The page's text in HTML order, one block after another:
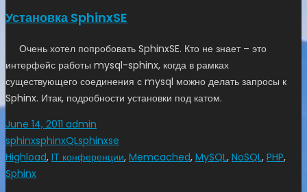
Установка SphinxSE
Очень хотел попробовать SphinxSE. Кто не знает – это
интерфейс работы mysql-sphinx, когда в рамках
существующего соединения с mysql можно делать запросы к
Sphinx. Итак, подробности установки под катом.
June 14, 2011 admin
sphinxsphinxQLsphinxse
Highload, IT конференции, Memcached, MySQL, NoSQL, PHP,
Sphinx